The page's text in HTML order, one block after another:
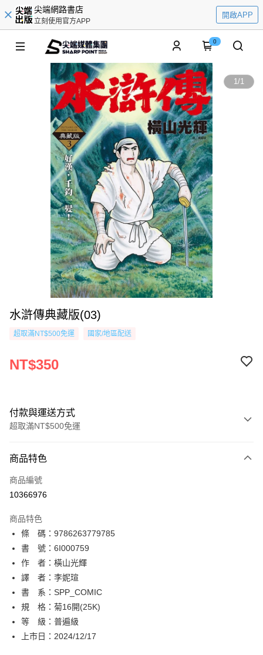
尖端網路書店
立刻使用官方APP
開啟APP
0
1/1
水滸傳典藏版(03)
超取滿NT$500免運 國家/地區配送
NT$350
付款與運送方式
超取滿NT$500免運
信用卡一次付款
超商取貨付款
相關說明
【關於「AFTEE先享後付」】
AFTEE先享後付是「在收到商品之後才付款」的支付方式。 讓您購物簡單
便利好安心！
１．簡單：不需註冊會員、不需綁卡、不需儲值。
２．便利：只要手機號碼，簡訊認證，即可結帳。
３．安心：先確認商品／服務後，再付款。
【「AFTEE先享後付」結帳流程】
１．於結帳方式選擇「AFTEE先享後付」後，將跳轉至「AFTEE先享後付」
結帳頁面，進行簡訊認證並確認金額後，即可完成結帳。
２．訂單成立數日內，您將收到繳費通知簡訊。
ATM付款
運送方式
全家取貨付款
每筆NT$80，滿NT$500(含以上)免運費
付款後全家取貨
商品特色
商品編號
10366976
商品特色
條 碼：9786263779785
書 號：6I000759
作 者：橫山光輝
譯 者：李妮瑄
書 系：SPP_COMIC
規 格：菊16開(25K)
等 級：普遍級
上市日：2024/12/17